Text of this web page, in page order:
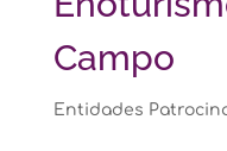
Campo
Entidades